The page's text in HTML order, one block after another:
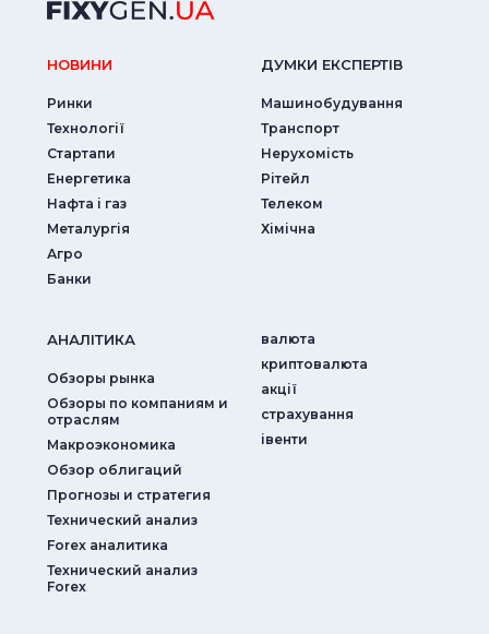
НОВИНИ
Ринки
Технології
Стартапи
Енергетика
Нафта і газ
Металургія
Агро
Банки
ДУМКИ ЕКСПЕРТIВ
Машинобудування
Транспорт
Нерухомість
Рітейл
Телеком
Хімічна
АНАЛIТИКА
Обзоры рынка
Обзоры по компаниям и
отраслям
Макроэкономика
Обзор облигаций
Прогнозы и стратегия
Технический анализ
Forex аналитика
Технический анализ
Forex
валюта
криптовалюта
акції
страхування
iвенти